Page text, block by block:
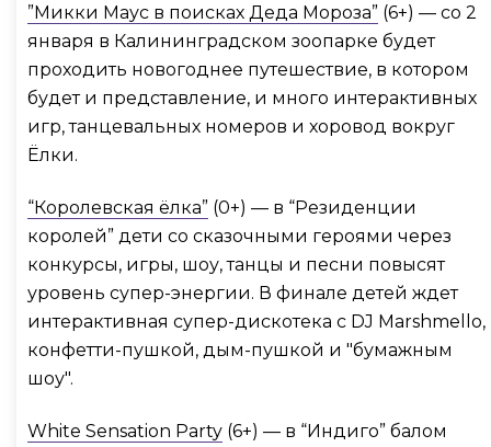
”Микки Маус в поисках Деда Мороза” (6+) — со 2
января в Калининградском зоопарке будет
проходить новогоднее путешествие, в котором
будет и представление, и много интерактивных
игр, танцевальных номеров и хоровод вокруг
Ёлки.
“Королевская ёлка” (0+) — в “Резиденции
королей” дети со сказочными героями через
конкурсы, игры, шоу, танцы и песни повысят
уровень супер-энергии. В финале детей ждет
интерактивная супер-дискотека с DJ Marshmello,
конфетти-пушкой, дым-пушкой и "бумажным
шоу".
White Sensation Party (6+) — в “Индиго” балом